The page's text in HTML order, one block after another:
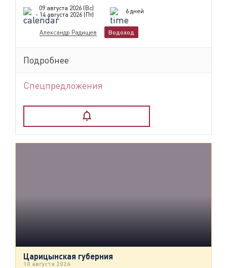
09 августа 2026 (Вс)
- 14 августа 2026 (Пт)
6 дней
Александр Радищев Водоход
Подробнее
Спецпредложения
Царицынская губерния
10 августа 2026